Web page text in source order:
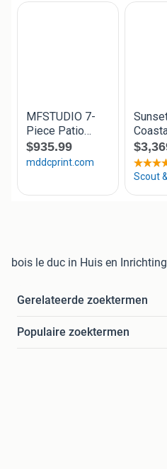
bois le duc in Huis en Inrichting
Gerelateerde zoektermen
Populaire zoektermen